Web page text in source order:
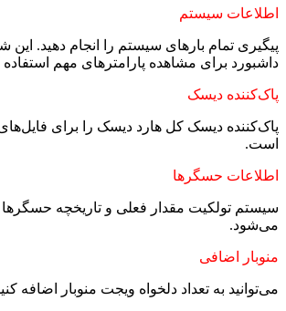
اطلاعات سیستم
داشبورد برای مشاهده پارامترهای مهم استفاده
پاک‌کننده دیسک
پاک‌کننده دیسک کل هارد دیسک را برای
است.
اطلاعات حسگرها
می‌شود.
منوبار اضافی
می‌توانید به تعداد دلخواه ویجت منوبار